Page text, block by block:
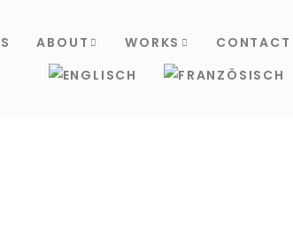
ABOUT WORKS CONTACT